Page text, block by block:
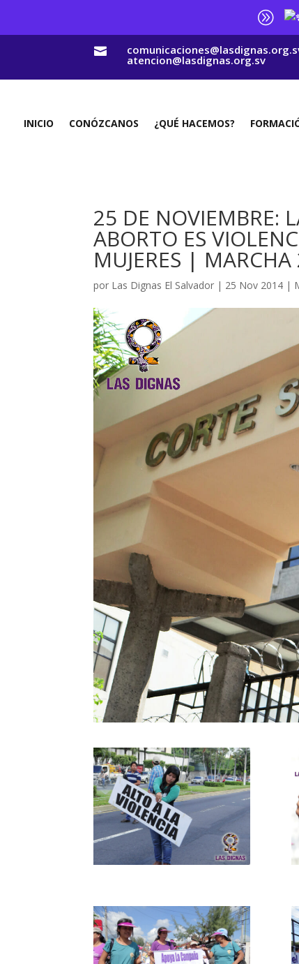
A

atencion@lasdignas.org.sv
INICIO CONÓZCANOS ¿QUÉ HACEMOS?
25 DE NOVIEMBRE:
ABORTO ES
MUJERES |
por Las Dignas El Salvador | 25 Nov 2014 |